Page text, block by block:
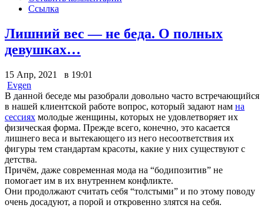
Ссылка
Лишний вес — не беда. О полных
девушках…
15 Апр, 2021 в 19:01
Evgen
В данной беседе мы разобрали довольно часто встречающийся
в нашей клиентской работе вопрос, который задают нам на
сессиях молодые женщины, которых не удовлетворяет их
физическая форма. Прежде всего, конечно, это касается
лишнего веса и вытекающего из него несоответствия их
фигуры тем стандартам красоты, какие у них существуют с
детства.
Причём, даже современная мода на “бодипозитив” не
помогает им в их внутреннем конфликте.
Они продолжают считать себя “толстыми” и по этому поводу
очень досадуют, а порой и откровенно злятся на себя.